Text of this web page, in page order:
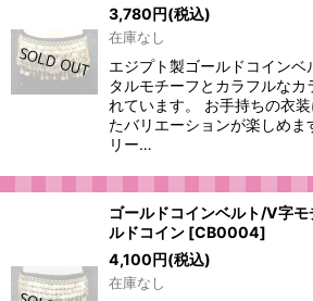
3,780円(税込)
在庫なし
エジプト製ゴールドコインベ
タルモチーフとカラフルなカ
れています。 お手持ちの衣
たバリエーションが楽しめま
リー…
ゴールドコインベルト/V字
ルドコイン [CB0004]
4,100円(税込)
在庫なし